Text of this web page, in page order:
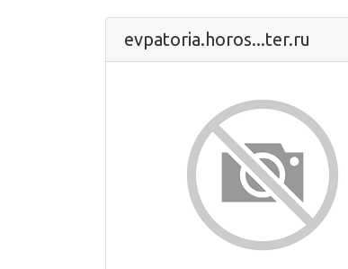
evpatoria.horos...ter.ru